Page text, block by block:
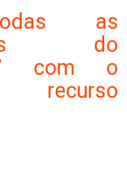
as
do
7 com o
recurso